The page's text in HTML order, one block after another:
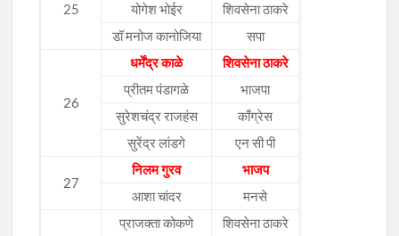
25
योगेश भोईर
शिवसेना ठाकरे
डॉ मनोज कानोजिया
सपा
26
धर्मेंद्र काळे
शिवसेना ठाकरे
प्रीतम पंडागळे
भाजपा
सुरेशचंद्र राजहंस
काँग्रेस
सुरेंद्र लांडगे
एन सी पी
27
निलम गुरव
भाजप
आशा चांदर
मनसे
प्राजक्ता कोकणे
शिवसेना ठाकरे